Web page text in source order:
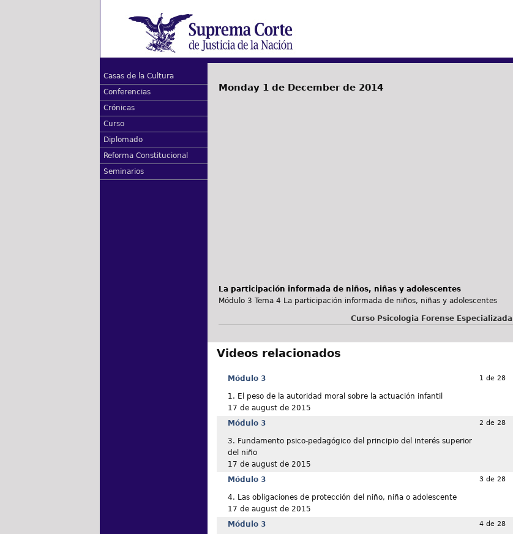
Casas de la Cultura
Conferencias
Crónicas
Curso
Diplomado
Reforma Constitucional
Seminarios
Monday 1 de December de 2014
La participación informada de niños, niñas y adolescentes
Módulo 3 Tema 4 La participación informada de niños, niñas y adolescentes
Curso Psicologia Forense Especializada
Videos relacionados
Módulo 3
1. El peso de la autoridad moral sobre la actuación infantil
17 de august de 2015
1 de 28
Módulo 3
3. Fundamento psico-pedagógico del principio del interés superior
del niño
17 de august de 2015
2 de 28
Módulo 3
4. Las obligaciones de protección del niño, niña o adolescente
17 de august de 2015
3 de 28
Módulo 3 4 de 28